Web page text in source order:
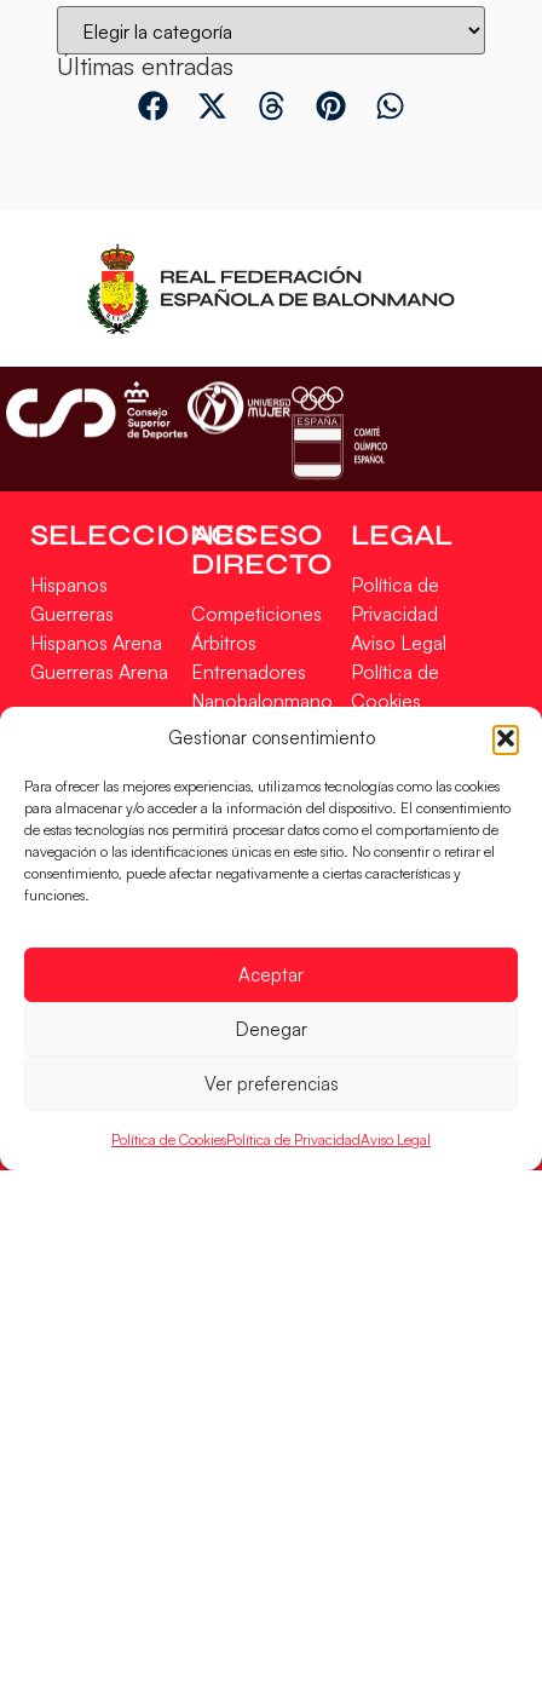
Gestionar consentimiento
Para ofrecer las mejores experiencias, utilizamos tecnologías como las cookies
para almacenar y/o acceder a la información del dispositivo. El consentimiento
de estas tecnologías nos permitirá procesar datos como el comportamiento de
navegación o las identificaciones únicas en este sitio. No consentir o retirar el
consentimiento, puede afectar negativamente a ciertas características y
funciones.
Aceptar
Denegar
Ver preferencias
Política de CookiesPolítica de PrivacidadAviso Legal
Últimas entradas
SELECCIONES
Hispanos
Guerreras
Hispanos Arena
Guerreras Arena
ACCESO
DIRECTO
Competiciones
Árbitros
Entrenadores
Nanobalonmano
Tienda
LEGAL
Política de
Privacidad
Aviso Legal
Política de
Cookies
Mapa Web
Incidencias
CONTACTO
EN
FINANCIADO
RFEBM © 2024. Todos los derechos reservados –
Desarrollado por